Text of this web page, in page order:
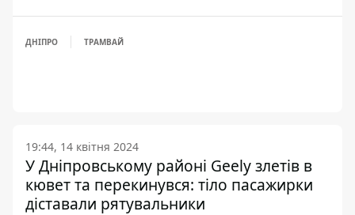
ДНІПРО ТРАМВАЙ
19:44, 14 квітня 2024
У Дніпровському районі Geely злетів в
кювет та перекинувся: тіло пасажирки
діставали рятувальники